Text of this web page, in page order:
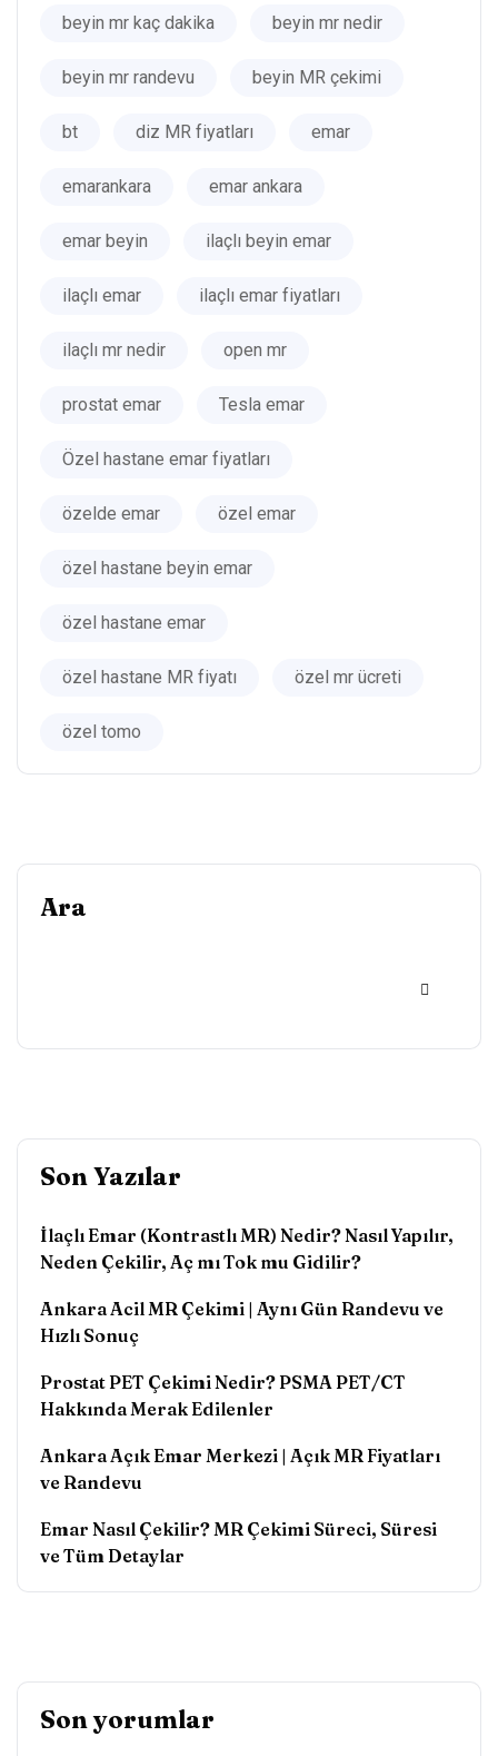
beyin mr kaç dakika beyin mr nedir
beyin mr randevu beyin MR çekimi
bt diz MR fiyatları emar
emarankara emar ankara
emar beyin ilaçlı beyin emar
ilaçlı emar ilaçlı emar fiyatları
ilaçlı mr nedir open mr
prostat emar Tesla emar
Özel hastane emar fiyatları
özelde emar özel emar
özel hastane beyin emar
özel hastane emar
özel hastane MR fiyatı özel mr ücreti
özel tomo
Ara
Son Yazılar
İlaçlı Emar (Kontrastlı MR) Nedir? Nasıl Yapılır,
Neden Çekilir, Aç mı Tok mu Gidilir?
Ankara Acil MR Çekimi | Aynı Gün Randevu ve
Hızlı Sonuç
Prostat PET Çekimi Nedir? PSMA PET/CT
Hakkında Merak Edilenler
Ankara Açık Emar Merkezi | Açık MR Fiyatları
ve Randevu
Emar Nasıl Çekilir? MR Çekimi Süreci, Süresi
ve Tüm Detaylar
Son yorumlar